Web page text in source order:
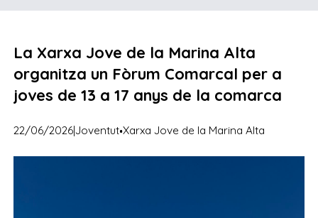
La Xarxa Jove de la Marina Alta
organitza un Fòrum Comarcal per a
joves de 13 a 17 anys de la comarca
22/06/2026|Joventut·Xarxa Jove de la Marina Alta